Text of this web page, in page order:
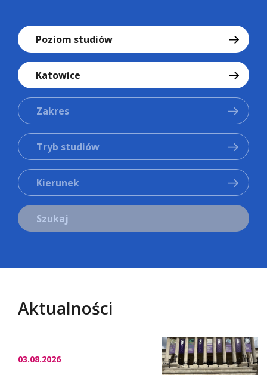
Poziom studiów
Katowice
Zakres
Tryb studiów
Kierunek
Szukaj
Aktualności
03.08.2026